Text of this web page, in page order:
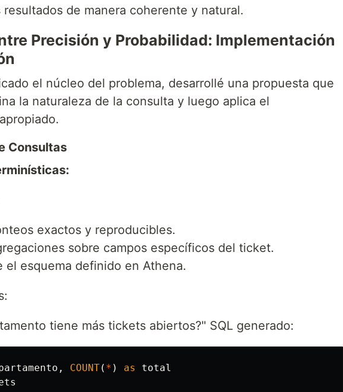
resultados de manera coherente y natural.
Precisión y Probabilidad: Implementación
el núcleo del problema, desarrollé una propuesta que
la naturaleza de la consulta y luego aplica el
Consultas
exactos y reproducibles.
sobre campos específicos del ticket.
el esquema definido en Athena.
tiene más tickets abiertos?" SQL generado:
, COUNT( * ) as
total